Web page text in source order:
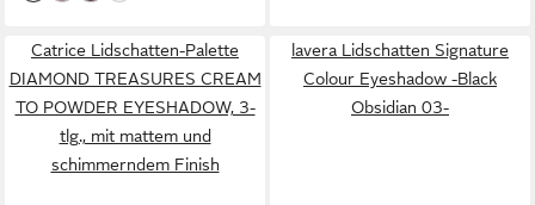
Catrice Lidschatten-Palette
DIAMOND TREASURES CREAM
TO POWDER EYESHADOW, 3-
tlg., mit mattem und
schimmerndem Finish
lavera Lidschatten Signature
Colour Eyeshadow -Black
Obsidian 03-